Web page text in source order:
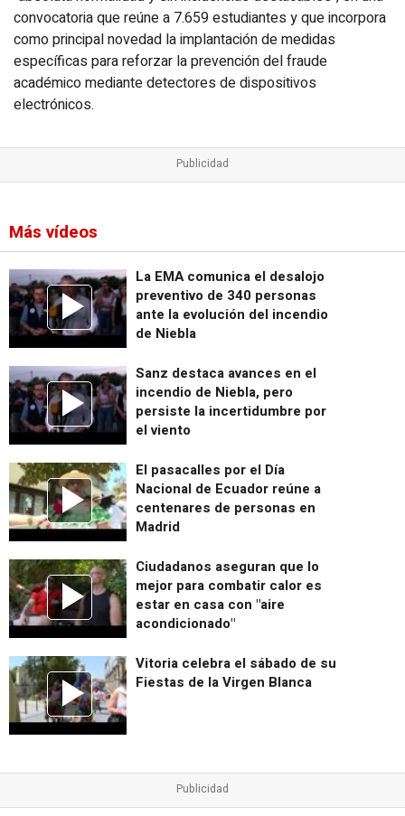
convocatoria que reúne a 7.659 estudiantes y que incorpora
como principal novedad la implantación de medidas
específicas para reforzar la prevención del fraude
académico mediante detectores de dispositivos
electrónicos.
Más vídeos
La EMA comunica el desalojo
preventivo de 340 personas
ante la evolución del incendio
de Niebla
Sanz destaca avances en el
incendio de Niebla, pero
persiste la incertidumbre por
el viento
El pasacalles por el Día
Nacional de Ecuador reúne a
centenares de personas en
Madrid
Ciudadanos aseguran que lo
mejor para combatir calor es
estar en casa con "aire
acondicionado"
Vitoria celebra el sábado de su
Fiestas de la Virgen Blanca